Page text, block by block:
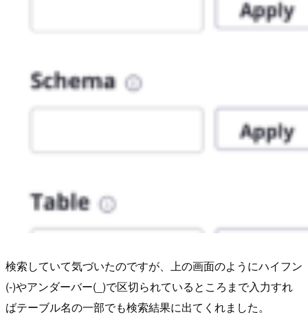
検索していて気づいたのですが、上の画面のようにハイフン
(-)やアンダーバー(_)で区切られているところまで入力すれ
ばテーブル名の一部でも検索結果に出てくれました。